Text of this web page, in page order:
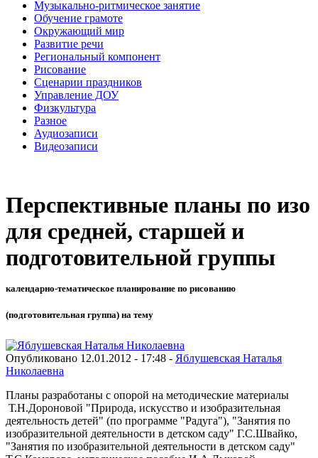
Музыкально-ритмическое занятие
Обучение грамоте
Окружающий мир
Развитие речи
Региональный компонент
Рисование
Сценарии праздников
Управление ДОУ
Физкультура
Разное
Аудиозаписи
Видеозаписи
Перспективные планы по изо
для средней, старшей и
подготовительной группы
календарно-тематическое планирование по рисованию
(подготовительная группа) на тему
Опубликовано 12.01.2012 - 17:48 - Яблушевская Наталья
Николаевна
Планы разработаны с опорой на методические материалы
Т.Н.Дороновой "Природа, искусство и изобразительная
деятельность детей" (по программе "Радуга"), "Занятия по
изобразительной деятельности в детском саду" Г.С.Швайко,
"Занятия по изобразительной деятельности в детском саду"